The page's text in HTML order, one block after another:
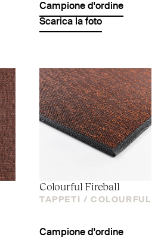
Campione d'ordine
Scarica la foto
Colourful Fireball
TAPPETI / COLOURFUL
Campione d'ordine